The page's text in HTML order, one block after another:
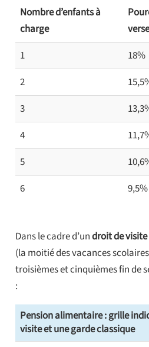
Nombre d’enfants à
charge
1
18%
2
3
4
5
6
9,5%
Dans le cadre d’undroit de visite
(la moitié des vacances
troisièmes et cinquièmes fin de
:
Pension alimentaire : grille
visite et une garde classique